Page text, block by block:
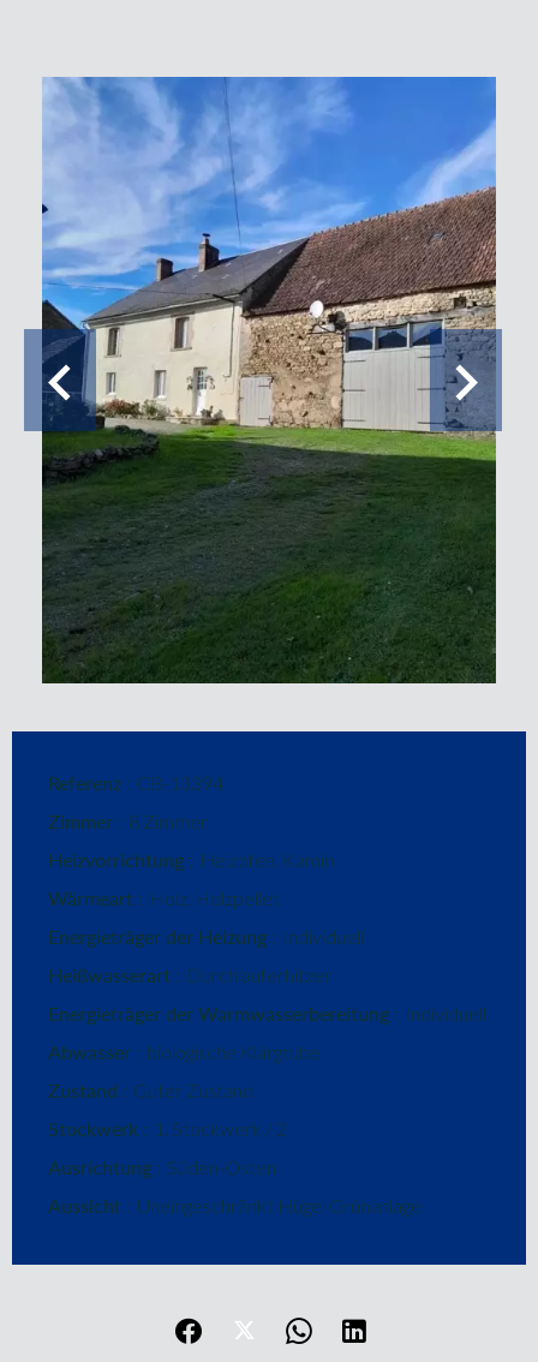
Referenz CB-13394
Zimmer 8 Zimmer
Heizvorrichtung Heizofen, Kamin
Wärmeart Holz, Holzpellet
Energieträger der Heizung Individuell
Heißwasserart Durchlauferhitzer
Energieträger der Warmwasserbereitung Individuell
Abwasser biologische Klärgrube
Zustand Guter Zustand
Stockwerk 1. Stockwerk / 2
Ausrichtung Süden-Osten
Aussicht Uneingeschränkt Hügel Grünanlage